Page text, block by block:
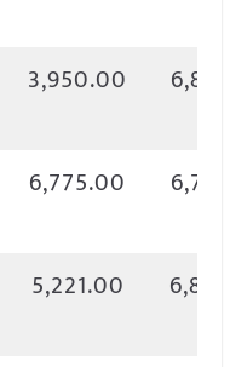
3,950.00
6,775.00
5,221.00